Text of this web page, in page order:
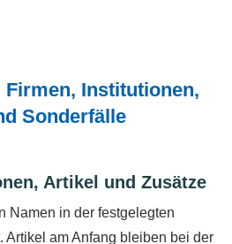
Institutionen,
Sonderfälle
Artikel und Zusätze
Namen in der festgelegten
Artikel am Anfang bleiben bei der